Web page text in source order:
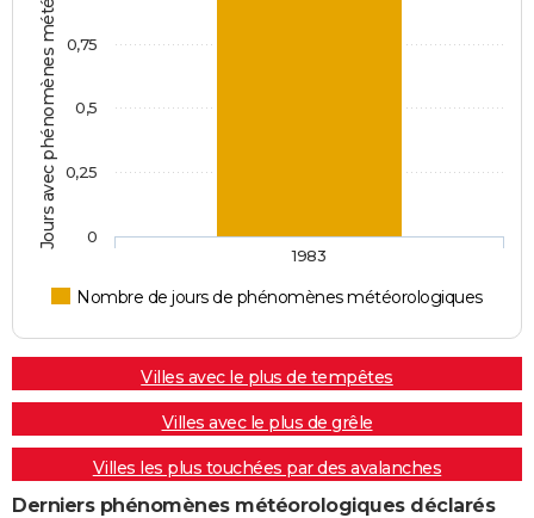
Jours avec phénomènes météorologiques
Nombre de jours de phénomènes météorologiques
1983
0
0,25
0,5
0,75
Villes avec le plus de tempêtes
Villes avec le plus de grêle
Villes les plus touchées par des avalanches
Derniers phénomènes météorologiques déclarés